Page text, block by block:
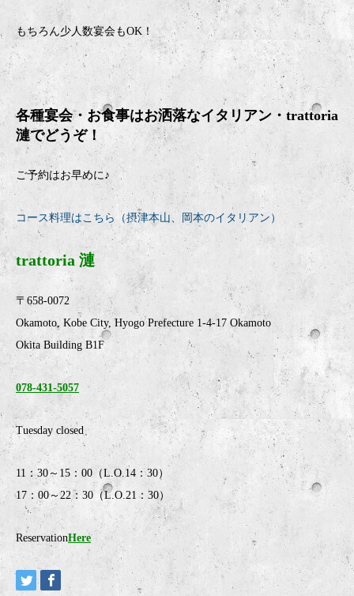
もちろん少人数宴会もOK ！
各種宴会・お食事はお洒落なイタリアン・ trattoria
漣でどうぞ！
ご予約はお早めに♪
コース料理はこちら（摂津本山、岡本のイタリアン）
trattoria 漣
〒658-0072
Okamoto, Kobe City, Hyogo Prefecture 1-4-17 Okamoto
Okita Building B1F
078-431-5057
Tuesday closed
11：30～15：00（L.O.14：30）
17：00～22：30（L.O.21：30）
ReservationHere